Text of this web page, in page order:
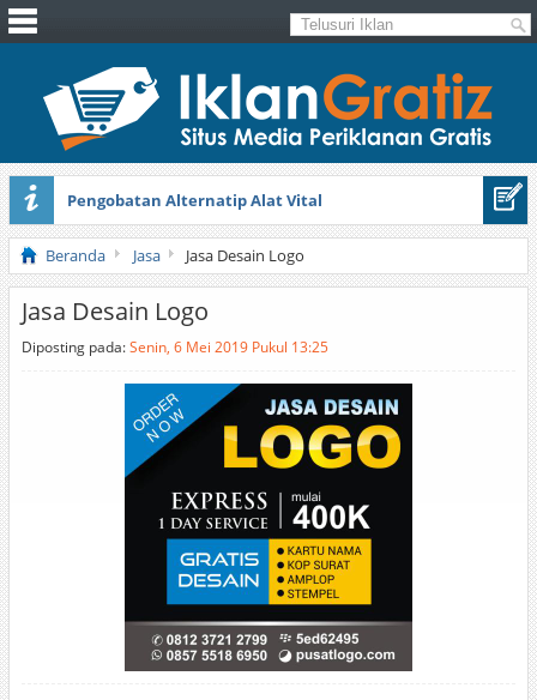
Pengobatan Alternatip Alat Vital
Pita Cantik Pesona
Beranda Jasa Jasa Desain Logo
Jasa Desain Logo
Diposting pada:Senin, 6 Mei 2019 Pukul 13:25